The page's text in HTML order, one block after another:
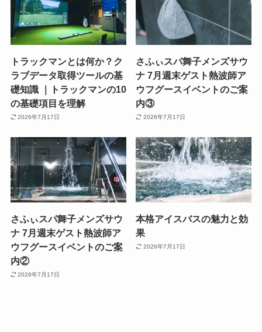
トラックマンとは何か？ク
ラブデータ取得ツールの基
礎知識 ｜トラックマンの10
の基礎項目を理解
2026年7月17日
さふぃスパ舞子メンズサウ
ナ 7月週末ゲスト熱波師ア
ウフグースイベントのご案
内③
2026年7月17日
さふぃスパ舞子メンズサウ
ナ 7月週末ゲスト熱波師ア
ウフグースイベントのご案
内②
2026年7月17日
本格アイスバスの魅力と効
果
2026年7月17日